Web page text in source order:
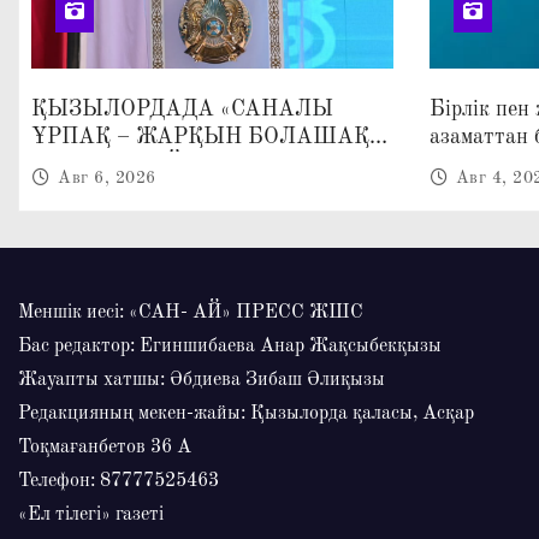
ҚЫЗЫЛОРДАДА «САНАЛЫ
ҰРПАҚ – ЖАРҚЫН БОЛАШАҚ»
АТТЫ КЕҢЕЙТІЛГЕН МӘЖІЛІС
Авг 6, 2026
Бірлік пен
азаматтан
Авг 4,
Меншік иесі: «САН- АЙ» ПРЕСС ЖШС
Бас редактор: Егиншибаева Анар Жақсыбекқызы
Жауапты хатшы: Әбдиева Зибаш Әлиқызы
Редакцияның мекен-жайы: Қызылорда қаласы, Асқар
Тоқмағанбетов 36 А
Телефон: 87777525463
«Ел тілегі» газеті